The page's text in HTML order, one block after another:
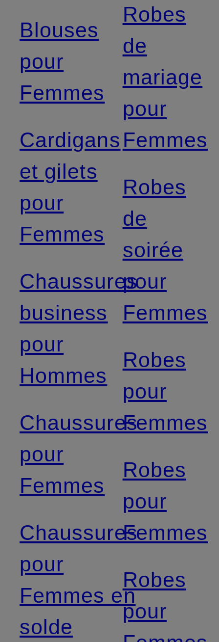
Blouses
pour
Femmes
Cardigans
et gilets
pour
Femmes
Chaussures
business
pour
Hommes
Chaussures
pour
Femmes
Chaussures
pour
Femmes en
solde
Robes
de
mariage
pour
Femmes
Robes
de
soirée
pour
Femmes
Robes
pour
Femmes
Robes
pour
Femmes
Robes
pour